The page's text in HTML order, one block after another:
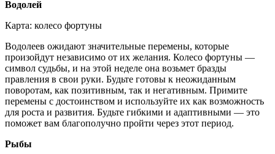
Водолей
Карта: колесо фортуны
Водолеев ожидают значительные перемены, которые
произойдут независимо от их желания. Колесо фортуны —
символ судьбы, и на этой неделе она возьмет бразды
правления в свои руки. Будьте готовы к неожиданным
поворотам, как позитивным, так и негативным. Примите
перемены с достоинством и используйте их как возможность
для роста и развития. Будьте гибкими и адаптивными — это
поможет вам благополучно пройти через этот период.
Рыбы